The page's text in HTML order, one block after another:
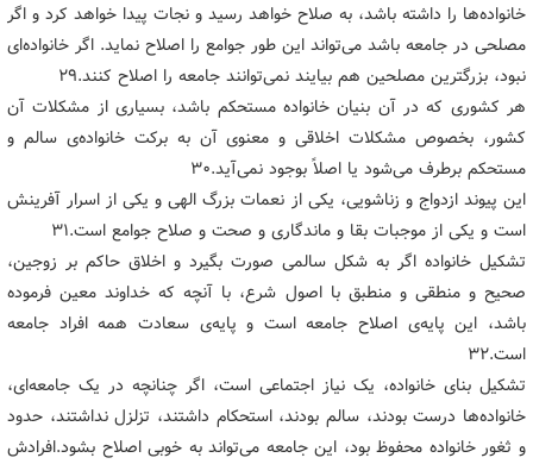
خانواده‌ها را داشته باشد، به صلاح خواهد رسید و نجات پیدا خواهد کرد و اگر
مصلحی در جامعه باشد می‌تواند این طور جوامع را اصلاح نماید. اگر خانواده‌ای
نبود، بزرگترین مصلحین هم بیایند نمی‌توانند جامعه را اصلاح کنند.۲۹
هر کشوری که در آن بنیان خانواده مستحکم باشد، بسیاری از مشکلات آن
کشور، بخصوص مشکلات اخلاقی و معنوی آن به برکت خانواده‌ی سالم و
مستحکم برطرف می‌شود یا اصلاً بوجود نمی‌آید.۳۰
این پیوند ازدواج و زناشویی، یکی از نعمات بزرگ الهی و یکی از اسرار آفرینش
است و یکی از موجبات بقا و ماندگاری و صحت و صلاح جوامع است.۳۱
تشکیل خانواده اگر به شکل سالمی صورت بگیرد و اخلاق حاکم بر زوجین،
صحیح و منطقی و منطبق با اصول شرع، با آنچه که خداوند معین فرموده
باشد، این پایه‌ی اصلاح جامعه است و پایه‌ی سعادت همه افراد جامعه
است.۳۲
تشکیل بنای خانواده، یک نیاز اجتماعی است، اگر چنانچه در یک جامعه‌ای،
خانواده‌ها درست بودند، سالم بودند، استحکام داشتند، تزلزل نداشتند، حدود
و ثغور خانواده محفوظ بود، این جامعه می‌تواند به خوبی اصلاح بشود.افرادش